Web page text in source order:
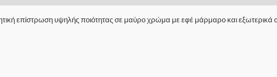
επίστρωση υψηλής ποιότητας σε μαύρο χρώμα με εφέ μάρμαρο και